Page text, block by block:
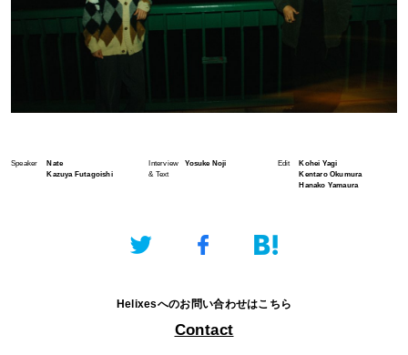
Speaker
Nate
Kazuya Futagoishi
Interview
& Text
Yosuke Noji Edit
Kohei Yagi
Kentaro Okumura
Hanako Yamaura
Helixesへのお問い合わせはこちら
Contact